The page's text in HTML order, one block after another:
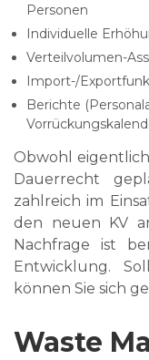
Personen
Individuelle
Verteilvolumen-
Import-/
Berichte
Obwohl
Dauerrecht
zahlreich im
den neuen KV
Nachfrage ist
Entwicklung.
können Sie sich
Waste